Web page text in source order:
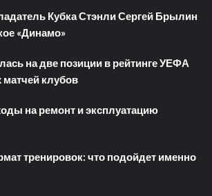
Кубка Стэнли Сергей Брылин
«Динамо»
на две позиции в рейтинге УЕФА
клубов
на ремонт и эксплуатацию
тренировок: что подойдет именно